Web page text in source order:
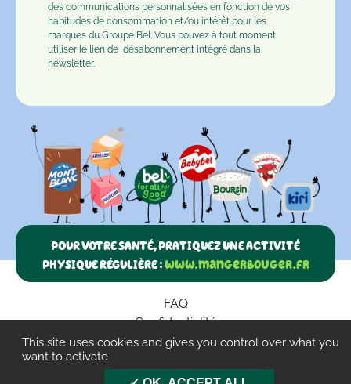
des communications personnalisées en fonction de vos
habitudes de consommation et/ou intérêt pour les
marques du Groupe Bel. Vous pouvez à tout moment
utiliser le lien de désabonnement intégré dans la
newsletter.
POUR VOTRE SANTÉ, PRATIQUEZ UNE ACTIVITÉ
PHYSIQUE RÉGULIÈRE :www.mangerbouger.fr
FAQ
Confidentialité
Paramètres des cookies
This site uses cookies and gives you control over what you
want to activate